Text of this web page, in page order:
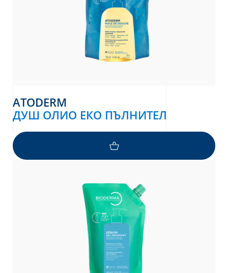
ATODERM
ДУШ ОЛИО ЕКО ПЪЛНИТЕЛ